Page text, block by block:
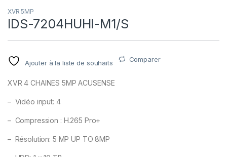
XVR 5MP
IDS-7204HUHI-M1/S
Ajouter à la liste de souhaits Comparer
XVR 4 CHAINES 5MP ACUSENSE
– Vidéo input: 4
– Compression : H.265 Pro+
– Résolution: 5 MP UP TO 8MP